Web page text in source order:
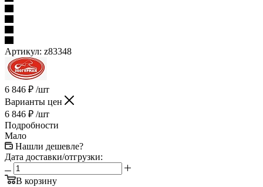
Артикул: z83348
6 846 ₽ /шт
Варианты цен
6 846 ₽ /шт
Подробности
Мало
Нашли дешевле?
Дата доставки/отгрузки:
В корзину